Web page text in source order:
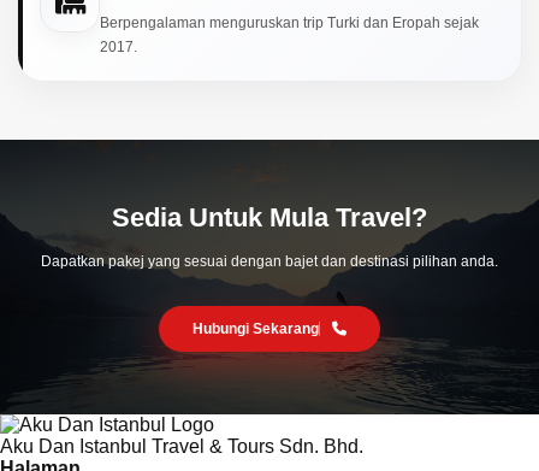
Berpengalaman menguruskan trip Turki dan Eropah sejak
2017.
Sedia Untuk Mula Travel?
Dapatkan pakej yang sesuai dengan bajet dan destinasi pilihan anda.
Hubungi Sekarang
Aku Dan Istanbul Travel & Tours Sdn. Bhd.